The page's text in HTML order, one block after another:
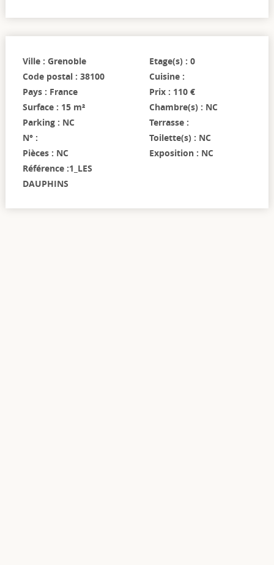
Ville : Grenoble
Code postal : 38100
Pays : France
Surface : 15 m²
Parking : NC
N° :
Pièces : NC
Référence :1_LES
DAUPHINS
Etage(s) : 0
Cuisine :
Prix : 110 €
Chambre(s) : NC
Terrasse :
Toilette(s) : NC
Exposition : NC